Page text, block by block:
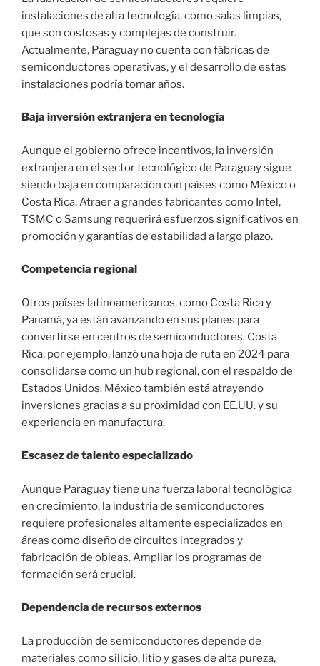
instalaciones de alta tecnología, como salas limpias,
que son costosas y complejas de construir.
Actualmente, Paraguay no cuenta con fábricas de
semiconductores operativas, y el desarrollo de estas
instalaciones podría tomar años.
Baja inversión extranjera en tecnología
Aunque el gobierno ofrece incentivos, la inversión
extranjera en el sector tecnológico de Paraguay sigue
siendo baja en comparación con países como México o
Costa Rica. Atraer a grandes fabricantes como Intel,
TSMC o Samsung requerirá esfuerzos significativos en
promoción y garantías de estabilidad a largo plazo.
Competencia regional
Otros países latinoamericanos, como Costa Rica y
Panamá, ya están avanzando en sus planes para
convertirse en centros de semiconductores. Costa
Rica, por ejemplo, lanzó una hoja de ruta en 2024 para
consolidarse como un hub regional, con el respaldo de
Estados Unidos. México también está atrayendo
inversiones gracias a su proximidad con EE.UU. y su
experiencia en manufactura.
Escasez de talento especializado
Aunque Paraguay tiene una fuerza laboral tecnológica
en crecimiento, la industria de semiconductores
requiere profesionales altamente especializados en
áreas como diseño de circuitos integrados y
fabricación de obleas. Ampliar los programas de
formación será crucial.
Dependencia de recursos externos
La producción de semiconductores depende de
materiales como silicio, litio y gases de alta pureza,